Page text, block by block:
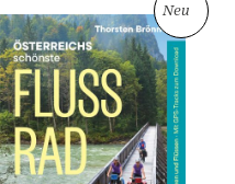
Neu